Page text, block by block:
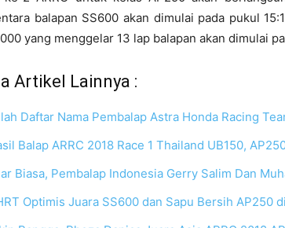
balapan SS600 akan dimulai pada pukul
yang menggelar 13 lap balapan akan dimulai
Artikel Lainnya :
Daftar Nama Pembalap Astra Honda Racing
Balap ARRC 2018 Race 1 Thailand UB150,
Biasa, Pembalap Indonesia Gerry Salim Dan
Optimis Juara SS600 dan Sapu Bersih AP250